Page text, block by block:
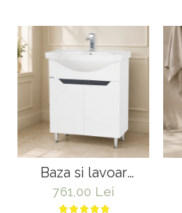
Baza si lavoar
ceramic GN0501,
mobilier baie stativ
761,00 Lei